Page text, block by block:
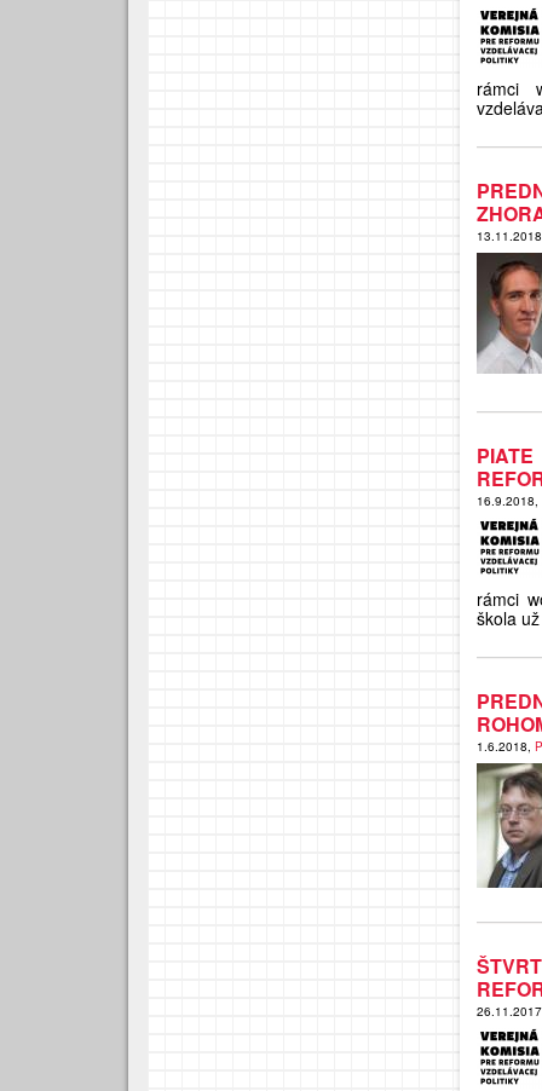
rámci
16.9.2018,
rámci
škola
1.6.2018,